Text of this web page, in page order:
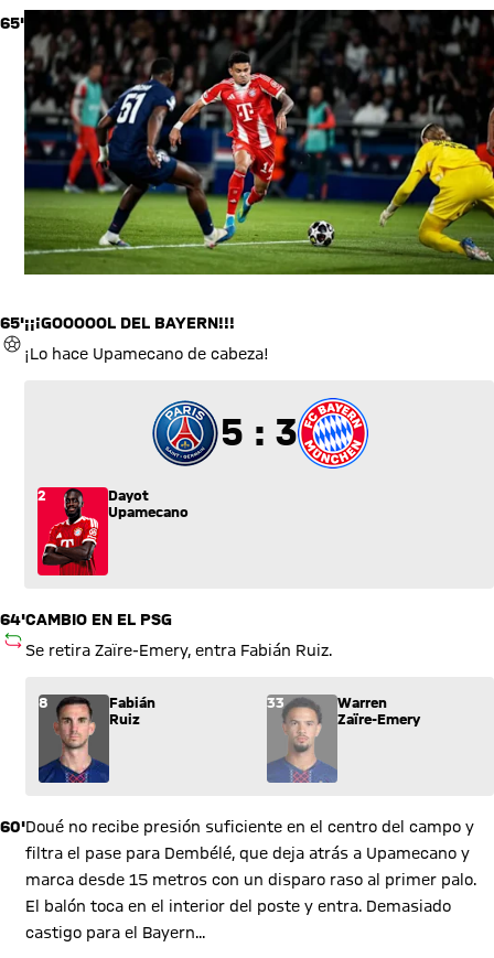
65'
65'
GOL
¡¡¡GOOOOOL DEL BAYERN!!!
¡Lo hace Upamecano de cabeza!
5 a 3
5 : 3
2
Dayot
Upamecano
64'
SUSTITUCIÓN
CAMBIO EN EL PSG
Se retira Zaïre-Emery, entra Fabián Ruiz.
Sustitución: Fabián Ruiz (8) entra por Warren Zaïre-Emery
8
Fabián
Ruiz
33
Warren
Zaïre-Emery
60'Doué no recibe presión suficiente en el centro del campo y
filtra el pase para Dembélé, que deja atrás a Upamecano y
marca desde 15 metros con un disparo raso al primer palo.
El balón toca en el interior del poste y entra. Demasiado
castigo para el Bayern...